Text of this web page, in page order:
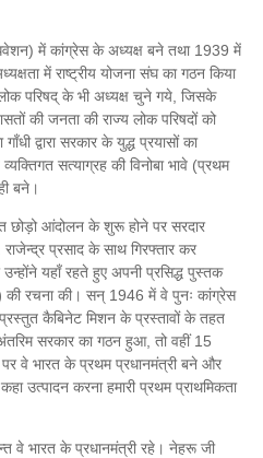
में कांग्रेस के अध्यक्ष बने तथा 1939 में
में राष्ट्रीय योजना संघ का गठन किया
परिषद् के भी अध्यक्ष चुने गये, जिसके
की जनता की राज्य लोक परिषदों को
द्वारा सरकार के युद्ध प्रयासों का
सत्याग्रह की विनोबा भावे (प्रथम
बने।
आंदोलन के शुरू होने पर सरदार
प्रसाद के साथ गिरफ्तार कर
यहाँ रहते हुए अपनी प्रसिद्ध पुस्तक
की रचना की। सन् 1946 में वे पुनः कांग्रेस
कैबिनेट मिशन के प्रस्तावों के तहत
सरकार का गठन हुआ, तो वहीं 15
वे भारत के प्रथम प्रधानमंत्री बने और
उत्पादन करना हमारी प्रथम प्राथमिकता
वे भारत के प्रधानमंत्री रहे। नेहरू जी